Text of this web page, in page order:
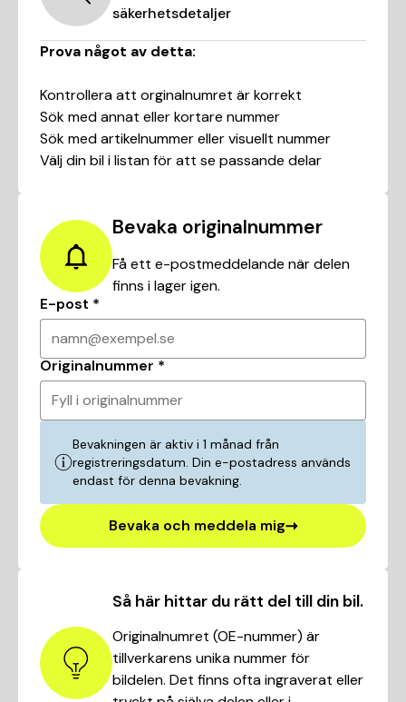
säkerhetsdetaljer
Prova något av detta:
Kontrollera att orginalnumret är korrekt
Sök med annat eller kortare nummer
Sök med artikelnummer eller visuellt nummer
Välj din bil i listan för att se passande delar
Så här hittar du rätt del till din bil.
Originalnumret (OE-nummer) är
tillverkarens unika nummer för
bildelen. Det finns ofta ingraverat eller
Bevaka originalnummer
Få ett e-postmeddelande när delen
finns i lager igen.
E-post *
namn@exempel.se
Originalnummer *
Fyll i originalnummer
Bevakningen är aktiv i 1 månad från
registreringsdatum. Din e-postadress används
endast för denna bevakning.
Bevaka och meddela mig